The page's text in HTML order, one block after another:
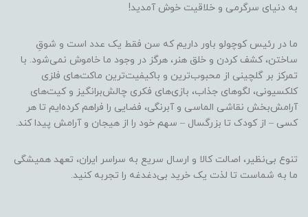
به دنیای سرگرمی و خلاقیت خوش آمدید!
ما در رئیس کوچولو باور داریم که سن فقط یک عدد است و شوقِ
ساختن، کشف کردن و خلق هنر، هرگز در وجود ما خاموش نمی‌شود. با
تمرکز بر گلچینی از محبوب‌ترین و باکیفیت‌ترین ماکت‌های فلزی
کلکسیونی، لگوهای جذاب، بازی‌های فکری چالش‌برانگیز و کیت‌های
آرامش‌بخش نقاشی الماسی و آبرنگی، فضایی را فراهم کرده‌ایم تا هر
کسی – از کودک تا بزرگسال – سهم خود را از هیجان و آرامش پیدا کند.
تنوع بی‌نظیر، اصالت کالا و ارسال سریع به سراسر ایران، تعهد همیشگی
ما به شماست تا لذت یک خرید بی‌دغدغه را تجربه کنید.